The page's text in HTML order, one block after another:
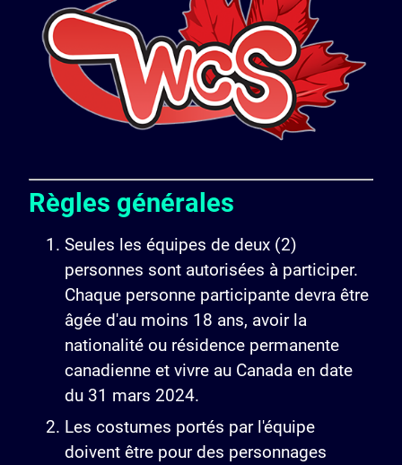
Règles générales
Seules les équipes de deux (2)
personnes sont autorisées à participer.
Chaque personne participante devra être
âgée d'au moins 18 ans, avoir la
nationalité ou résidence permanente
canadienne et vivre au Canada en date
du 31 mars 2024.
Les costumes portés par l'équipe
doivent être pour des personnages